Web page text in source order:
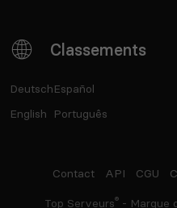
Classements
Deutsch
English
Español
Português
Contact API CGU
Top Serveurs®- Marque